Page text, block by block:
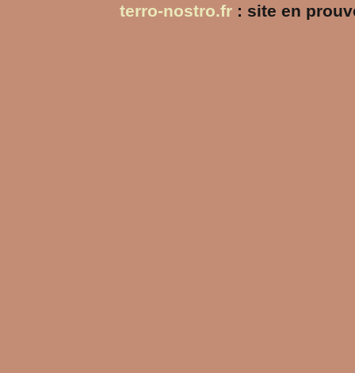
terro-nostro.fr: site en